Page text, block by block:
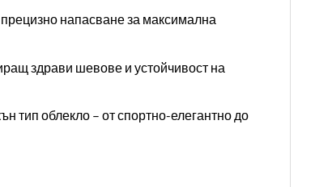
напасване за максимална
здрави шевове и устойчивост на
тип облекло – от спортно-елегантно до